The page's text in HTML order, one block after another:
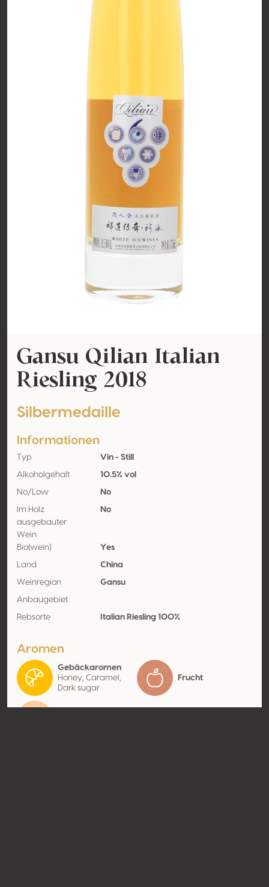
Gansu Qilian Italian
Riesling 2018
Silbermedaille
Informationen
Typ Vin - Still
Alkoholgehalt 10.5% vol
No/Low No
Im Holz
ausgebauter
Wein
No
Bio(wein) Yes
Land China
Weinregion Gansu
Anbaugebiet
Rebsorte Italian Riesling 100%
Aromen
Gebäckaromen
Honey, Caramel,
Dark sugar
Frucht